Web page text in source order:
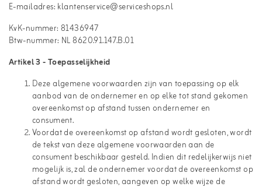
E-mailadres: klantenservice@serviceshops.nl
KvK-nummer: 81436947
Btw-nummer: NL 8620.91.147.B.01
Artikel 3 - Toepasselijkheid
Deze algemene voorwaarden zijn van toepassing op elk
aanbod van de ondernemer en op elke tot stand gekomen
overeenkomst op afstand tussen ondernemer en
consument.
Voordat de overeenkomst op afstand wordt gesloten, wordt
de tekst van deze algemene voorwaarden aan de
consument beschikbaar gesteld. Indien dit redelijkerwijs niet
mogelijk is, zal de ondernemer voordat de overeenkomst op
afstand wordt gesloten, aangeven op welke wijze de